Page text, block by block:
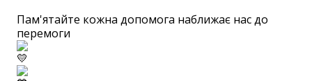
Пам'ятайте кожна допомога наближає нас до
перемоги